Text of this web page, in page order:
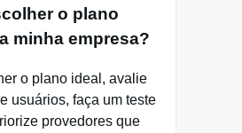
o plano
minha empresa?
o plano ideal, avalie
usuários, faça um teste
provedores que